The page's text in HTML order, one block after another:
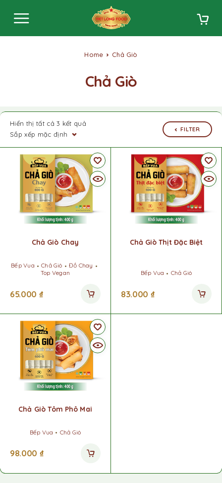
Home Chả Giò
Chả Giò
Hiển thị tất cả 3 kết quả
Sắp xếp mặc định
FILTER
Chả Giò Chay
Bếp Vua Chả Giò
Đồ Chay
Top Vegan
65.000 ₫
Chả Giò Thịt Đặc Biệt
Bếp Vua Chả Giò
83.000 ₫
Chả Giò Tôm Phô Mai
Bếp Vua Chả Giò
98.000 ₫